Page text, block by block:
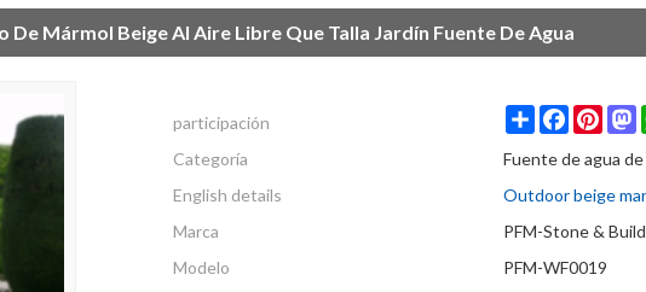
De Mármol Beige Al Aire Libre Que Talla Jardín Fuente De Agua
participación ShareFacebook
Categoría
Fuente de agua de
English details
Outdoor beige
Marca
PFM-Stone &
Modelo
PFM-WF0019